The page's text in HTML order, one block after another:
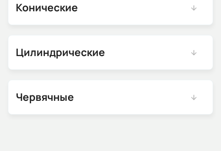
Конические
Цилиндрические
Червячные